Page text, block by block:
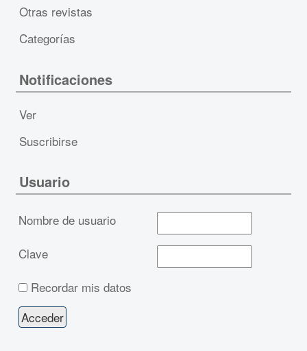
Otras revistas
Categorías
Notificaciones
Ver
Suscribirse
Usuario
Nombre de usuario
Clave
Recordar mis datos